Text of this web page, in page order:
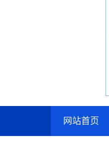
网站首页